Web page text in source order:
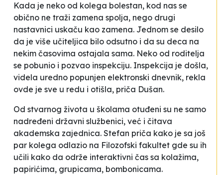
Kada je neko od kolega bolestan, kod nas se
obično ne traži zamena spolja, nego drugi
nastavnici uskaču kao zamena. Jednom se desilo
da je više učiteljica bilo odsutno i da su deca na
nekim časovima ostajala sama. Neko od roditelja
se pobunio i pozvao inspekciju. Inspekcija je došla,
videla uredno popunjen elektronski dnevnik, rekla
ovde je sve u redu i otišla, priča Dušan.
Od stvarnog života u školama otuđeni su ne samo
nadređeni državni službenici, već i čitava
akademska zajednica. Stefan priča kako je sa još
par kolega odlazio na Filozofski fakultet gde su ih
učili kako da održe interaktivni čas sa kolažima,
papirićima, grupicama, bombonicama.